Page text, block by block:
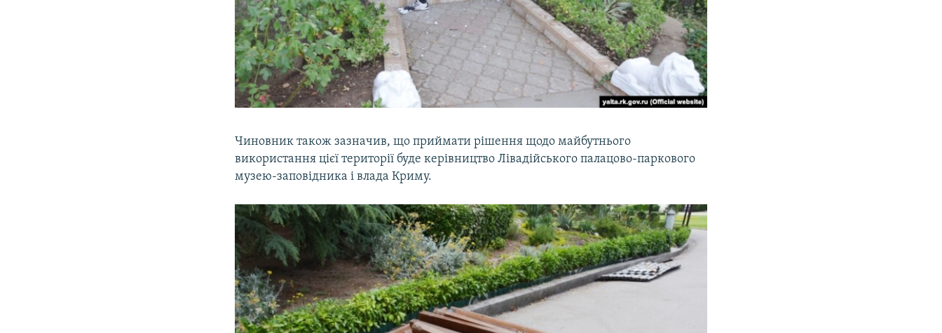
Чиновник також зазначив, що приймати рішення щодо майбутнього
використання цієї території буде керівництво Лівадійського палацово-паркового
музею-заповідника і влада Криму.